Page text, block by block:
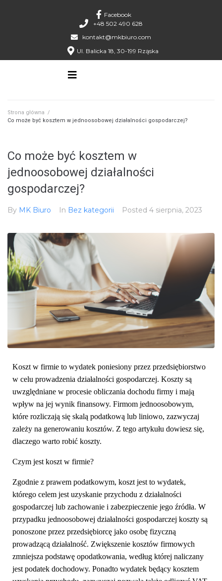
Facebook
+48 502 490 628
kontakt@mkbiuro.com
Ul. Balicka 18, 30-199 Rząska
Strona główna /
Co może być kosztem w jednoosobowej działalności gospodarczej?
Co może być kosztem w
jednoosobowej działalności
gospodarczej?
By MK Biuro In Bez kategorii Posted 4 sierpnia, 2023
Koszt w firmie to wydatek poniesiony przez przedsiębiorstwo
w celu prowadzenia działalności gospodarczej. Koszty są
uwzględniane w procesie obliczania dochodu firmy i mają
wpływ na jej wynik finansowy. Firmom jednoosobowym,
które rozliczają się skalą podatkową lub liniowo, zazwyczaj
zależy na generowaniu kosztów. Z tego artykułu dowiesz się,
dlaczego warto robić koszty.
Czym jest koszt w firmie?
Zgodnie z prawem podatkowym, koszt jest to wydatek,
którego celem jest uzyskanie przychodu z działalności
gospodarczej lub zachowanie i zabezpieczenie jego źródła. W
przypadku jednoosobowej działalności gospodarczej koszty są
ponoszone przez przedsiębiorcę jako osobę fizyczną
prowadzącą działalność. Zwiększenie kosztów firmowych
zmniejsza podstawę opodatkowania, według której naliczany
jest podatek dochodowy. Ponadto wydatek będący kosztem